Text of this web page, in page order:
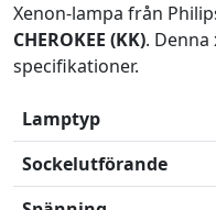
Xenon-lampa från
CHEROKEE (KK).
specifikationer.
Lamptyp
Sockelutförande